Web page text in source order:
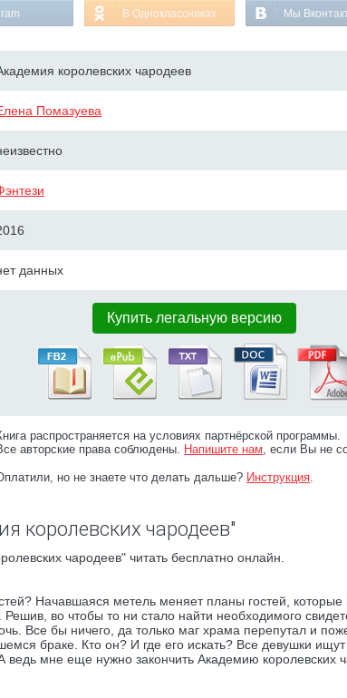
В Одноклассниках Мы
королевских чародеев
Помазуева
данных
Купить легальную версию
распространяется на условиях партнёрской программы.
авторские права соблюдены. Напишите нам, если Вы не
но не знаете что делать дальше? Инструкция.
королевских чародеев"
чародеев" читать бесплатно онлайн.
Начавшаяся метель меняет планы гостей, которые
во чтобы то ни стало найти необходимого
Все бы ничего, да только маг храма перепутал и
браке. Кто он? И где его искать? Все девушки
ведь мне еще нужно закончить Академию королевских